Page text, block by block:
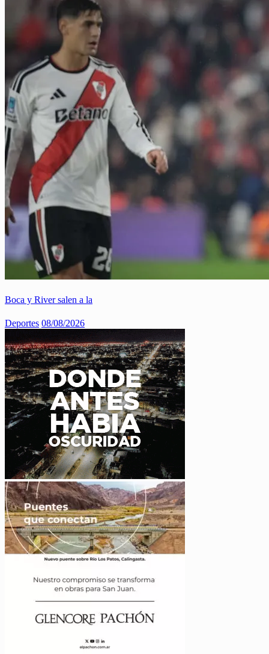
Boca y River salen a la
Deportes 08/08/2026